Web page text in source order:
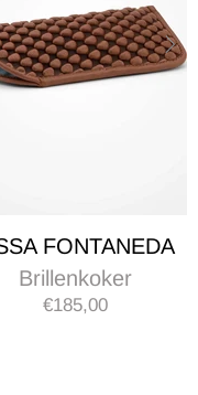
TISSA
Portemonnee
€119,00